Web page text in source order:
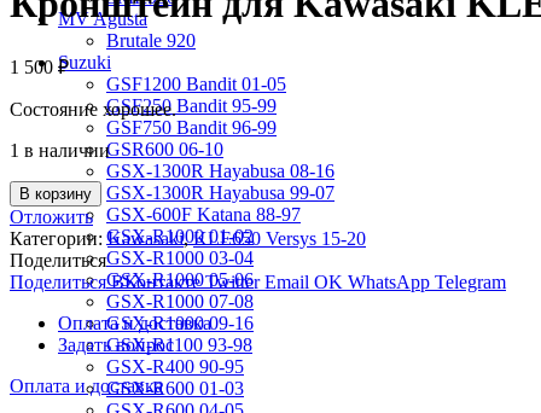
MV Agusta
Brutale 920
Suzuki
GSF1200 Bandit 01-05
GSF250 Bandit 95-99
GSF750 Bandit 96-99
GSR600 06-10
GSX-1300R Hayabusa 08-16
GSX-1300R Hayabusa 99-07
GSX-600F Katana 88-97
GSX-R1000 01-02
GSX-R1000 03-04
GSX-R1000 05-06
GSX-R1000 07-08
GSX-R1000 09-16
GSX-R1100 93-98
GSX-R400 90-95
GSX-R600 01-03
1 500 ₽
Состояние хорошее.
1 в наличии
В корзину
Отложить
Категории:Kawasaki, KLE650 Versys 15-20
Поделиться
Поделиться ВКонтакте Twitter Email OK WhatsApp Telegram
Оплата и доставка
Задать вопрос
Оплата и доставка